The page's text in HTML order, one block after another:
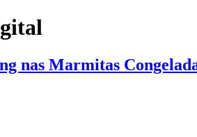
nas Marmitas